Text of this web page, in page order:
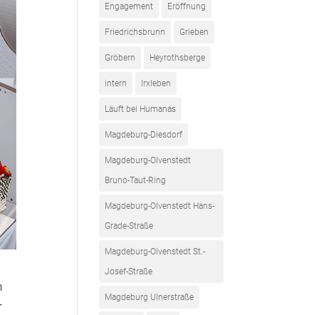
Engagement Eröffnung
Friedrichsbrunn Grieben
Gröbern Heyrothsberge
intern Irxleben
Läuft bei Humanas
Magdeburg-Diesdorf
Magdeburg-Olvenstedt
Bruno-Taut-Ring
Magdeburg-Olvenstedt Hans-
Grade-Straße
Magdeburg-Olvenstedt St.-
Josef-Straße
Magdeburg Ulnerstraße